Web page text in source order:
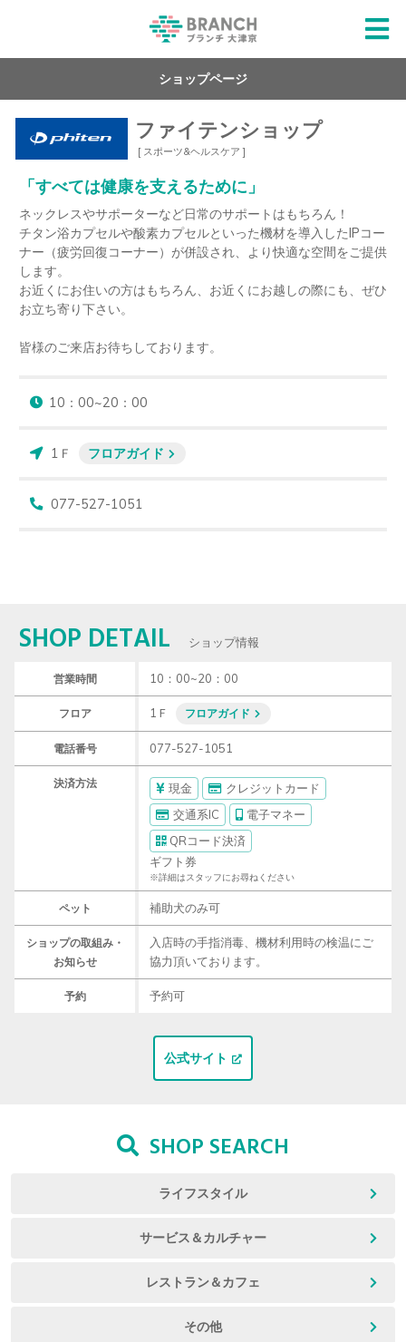
ショップページ
ファイテンショップ
[ スポーツ&ヘルスケア ]
「すべては健康を支えるために」
ネックレスやサポーターなど日常のサポートはもちろん！
チタン浴カプセルや酸素カプセルといった機材を導入したIPコー
ナー（疲労回復コーナー）が併設され、より快適な空間をご提供
します。
お近くにお住いの方はもちろん、お近くにお越しの際にも、ぜひ
お立ち寄り下さい。
皆様のご来店お待ちしております。
10：00~20：00
1Ｆ フロアガイド
077-527-1051
SHOP DETAIL ショップ情報
営業時間 10：00~20：00
フロア 1Ｆ フロアガイド
電話番号 077-527-1051
決済方法 現金
クレジットカード
交通系IC
電子マネー
QRコード決済
ギフト券
※詳細はスタッフにお尋ねください
ペット 補助犬のみ可
ショップの取組み・
お知らせ
入店時の手指消毒、機材利用時の検温にご
協力頂いております。
予約 予約可
公式サイト
SHOP SEARCH
ライフスタイル
サービス＆カルチャー
レストラン＆カフェ
その他